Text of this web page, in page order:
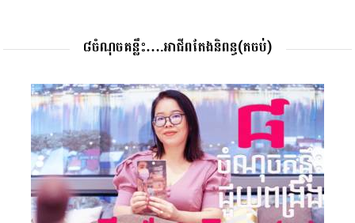
៨ចំណុចគន្លឹះ….អាជីពតែងនិពន្ធ(តចប់)